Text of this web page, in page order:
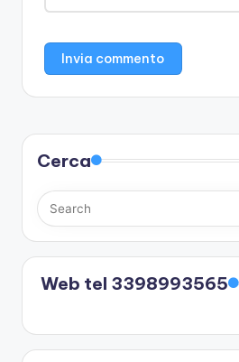
Cerca
Web tel 3398993565